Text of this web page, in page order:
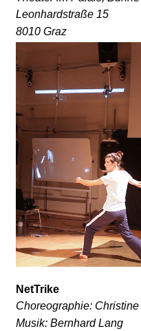
Leonhardstraße 15
8010 Graz
NetTrike
Choreographie:
Musik: Bernhard Lang